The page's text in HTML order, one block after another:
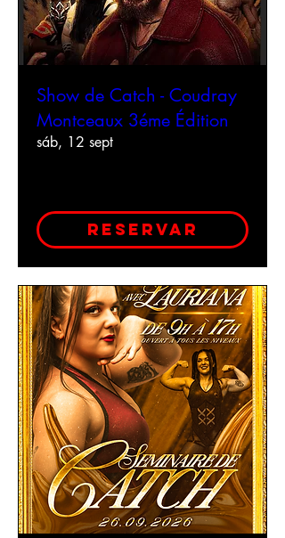
Show de Catch - Coudray
Montceaux 3éme Édition
sáb, 12 sept
reservar